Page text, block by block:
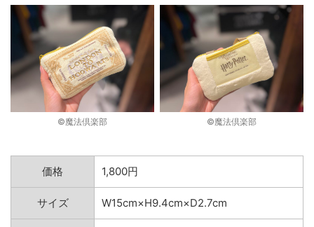
©︎魔法倶楽部 ©︎魔法倶楽部
価格 1,800円
サイズ W15cm×H9.4cm×D2.7cm